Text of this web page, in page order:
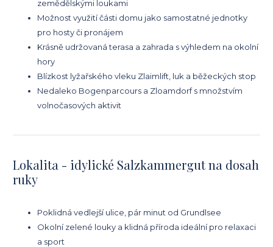
zemědělskými loukami
Možnost využití části domu jako samostatné jednotky
pro hosty či pronájem
Krásně udržovaná terasa a zahrada s výhledem na okolní
hory
Blízkost lyžařského vleku Zlaimlift, luk a běžeckých stop
Nedaleko Bogenparcours a Zloamdorf s množstvím
volnočasových aktivit
Lokalita - idylické Salzkammergut na dosah
ruky
Poklidná vedlejší ulice, pár minut od Grundlsee
Okolní zelené louky a klidná příroda ideální pro relaxaci
a sport